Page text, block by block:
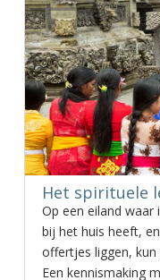
Het spirituele
Op een eiland
bij het huis heeft,
offertjes liggen,
Een kennismaking